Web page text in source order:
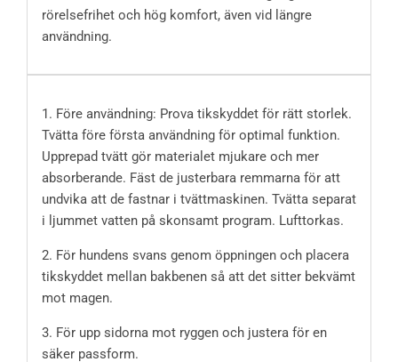
rörelsefrihet och hög komfort, även vid längre
användning.
1. Före användning: Prova tikskyddet för rätt storlek.
Tvätta före första användning för optimal funktion.
Upprepad tvätt gör materialet mjukare och mer
absorberande. Fäst de justerbara remmarna för att
undvika att de fastnar i tvättmaskinen. Tvätta separat
i ljummet vatten på skonsamt program. Lufttorkas.
2. För hundens svans genom öppningen och placera
tikskyddet mellan bakbenen så att det sitter bekvämt
mot magen.
3. För upp sidorna mot ryggen och justera för en
säker passform.